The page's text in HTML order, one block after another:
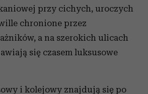
przy cichych, uroczych
chronione przez
a na szerokich ulicach
się czasem luksusowe
i kolejowy znajdują się po